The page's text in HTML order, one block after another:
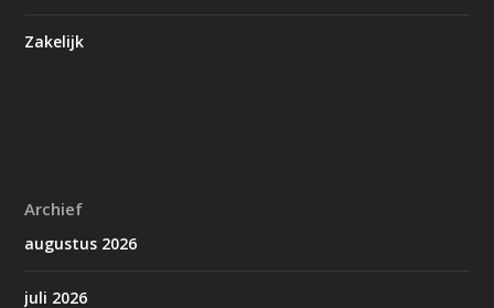
Zakelijk
Archief
augustus 2026
juli 2026